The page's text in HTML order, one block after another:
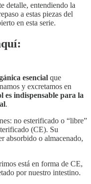
detalle, entendiendo la
a estas piezas del
en esta serie.
esencial que
y excretamos en
es indispensable para la
.
no esterificado o “libre”
(CE). Su
absorbido o almacenado,
está en forma de CE,
por nuestro intestino.